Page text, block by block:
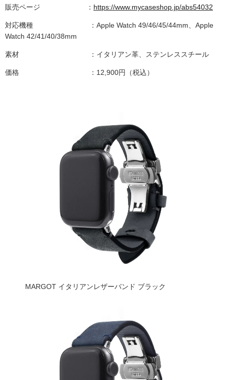
販売ページ ： https://www.mycaseshop.jp/abs54032
対応機種 ：Apple Watch 49/46/45/44mm、Apple
Watch 42/41/40/38mm
素材 ：イタリアン革、ステンレススチール
価格 ：12,900円（税込）
MARGOT イタリアンレザーバンド ブラック